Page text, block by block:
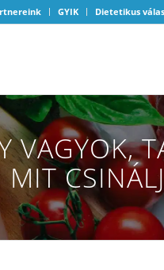
GYIK Dietetikus
VAGYOK,
MIT